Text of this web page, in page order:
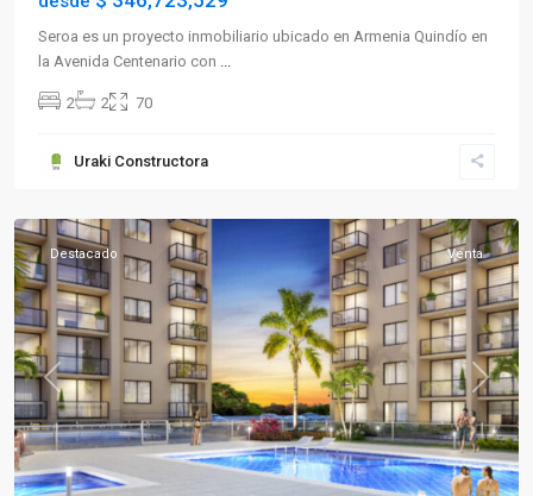
Seroa es un proyecto inmobiliario ubicado en Armenia Quindío en
la Avenida Centenario con ...
2 2 70
Uraki Constructora
Norte,
Previous Next
Destacado Venta